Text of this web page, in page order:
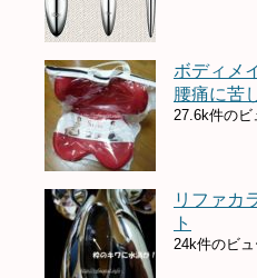
ボディメ
腰痛に苦
27.6k件のビ
リファカ
ト
24k件のビュ